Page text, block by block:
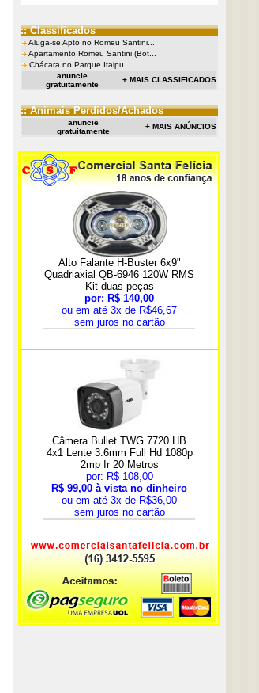
:: Classificados
Aluga-se Apto no Romeu Santini...
Apartamento Romeu Santini (Bot...
Chácara no Parque Itaipu
anuncie
gratuitamente
+ MAIS CLASSIFICADOS
:: Animais Perdidos/Achados
anuncie
gratuitamente
+ MAIS ANÚNCIOS